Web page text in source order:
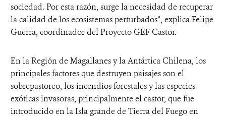
sociedad. Por esta razón, surge la necesidad de recuperar
la calidad de los ecosistemas perturbados”, explica Felipe
Guerra, coordinador del Proyecto GEF Castor.
En la Región de Magallanes y la Antártica Chilena, los
principales factores que destruyen paisajes son el
sobrepastoreo, los incendios forestales y las especies
exóticas invasoras, principalmente el castor, que fue
introducido en la Isla grande de Tierra del Fuego en